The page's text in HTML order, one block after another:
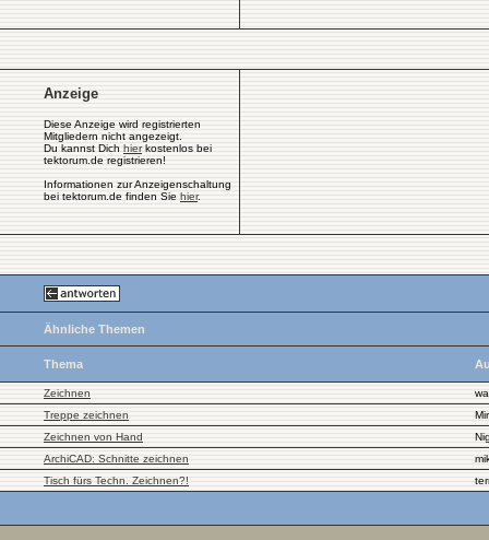
Anzeige
Diese Anzeige wird registrierten
Mitgliedern nicht angezeigt.
Du kannst Dich hierkostenlos bei
tektorum.de registrieren!
Informationen zur Anzeigenschaltung
bei tektorum.de finden Sie hier.
Ähnliche Themen
Thema
Zeichnen
Treppe zeichnen
Zeichnen von Hand
ArchiCAD: Schnitte zeichnen
Tisch fürs Techn. Zeichnen?!